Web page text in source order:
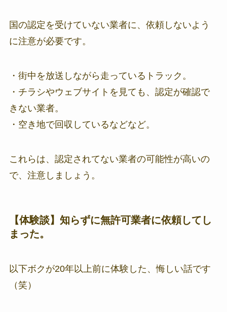
国の認定を受けていない業者に、依頼しないよう
に注意が必要です。
・街中を放送しながら走っているトラック。
・チラシやウェブサイトを見ても、認定が確認で
きない業者。
・空き地で回収しているなどなど。
これらは、認定されてない業者の可能性が高いの
で、注意しましょう。
【体験談】知らずに無許可業者に依頼してし
まった。
以下ボクが20年以上前に体験した、悔しい話です
（笑）